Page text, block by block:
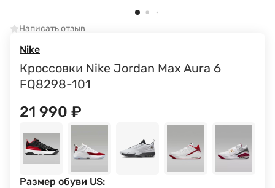
Написать отзыв
Nike
Кроссовки Nike Jordan Max Aura 6
FQ8298-101
21 990 ₽
Размер обуви US: